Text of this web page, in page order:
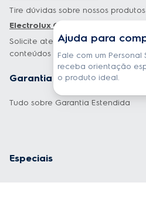
Ajuda para
Fale com um
receba orientação
o produto ideal.
Tire dúvidas sobre nossos
Electrolux Cuida
Solicite atendimento, baixe guias
conteúdos exclusivos sobre os
Garantia estendida
Tudo sobre Garantia Estendida
Especiais